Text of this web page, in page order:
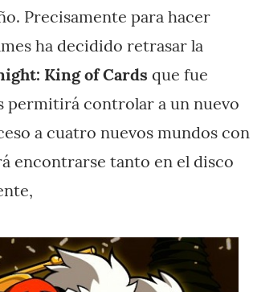
Precisamente para hacer
ha decidido retrasar la
King of Cards que fue
permitirá controlar a un nuevo
a cuatro nuevos mundos con
encontrarse tanto en el disco